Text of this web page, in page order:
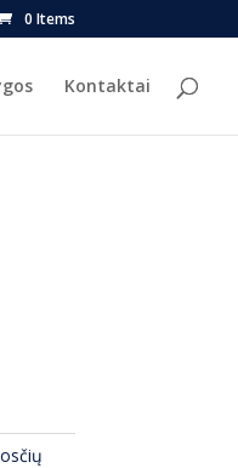
0 Items
Kontaktai